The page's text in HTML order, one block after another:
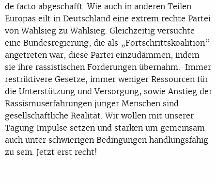
de facto abgeschafft. Wie auch in anderen Teilen
Europas eilt in Deutschland eine extrem rechte Partei
von Wahlsieg zu Wahlsieg. Gleichzeitig versuchte
eine Bundesregierung, die als „Fortschrittskoalition“
angetreten war, diese Partei einzudämmen, indem
sie ihre rassistischen Forderungen übernahm. Immer
restriktivere Gesetze, immer weniger Ressourcen für
die Unterstützung und Versorgung, sowie Anstieg der
Rassismuserfahrungen junger Menschen sind
gesellschaftliche Realität. Wir wollen mit unserer
Tagung Impulse setzen und stärken um gemeinsam
auch unter schwierigen Bedingungen handlungsfähig
zu sein. Jetzt erst recht!